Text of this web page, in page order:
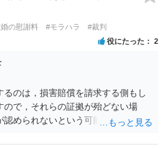
の慰謝料 #モラハラ #裁判
役にたった 2
のは，損害賠償を請求する側もし
ので，それらの証拠が殆どない場
められないという可能性はあるで